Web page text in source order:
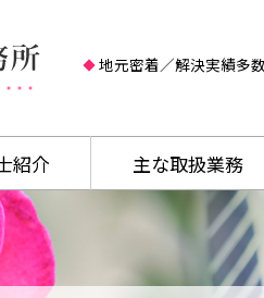
地元密着／解決実績多
紹介 主な取扱業務